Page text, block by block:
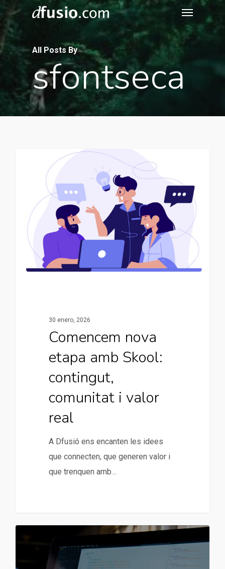
Skip
main
content
Menu
All Posts By
sfontseca
30 enero, 2026
Comencem nova
etapa amb Skool:
contingut,
comunitat i valor
real
A Dfusió ens encanten les idees
que connecten, que generen valor i
que trenquen amb…